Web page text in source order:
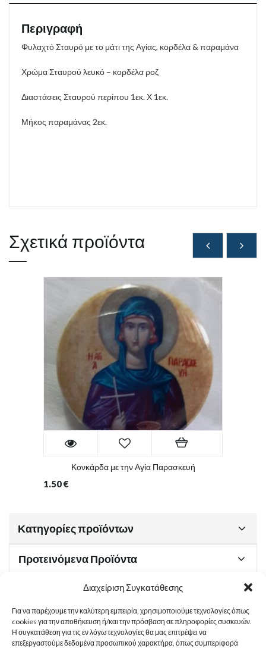
Διαχείριση Συγκατάθεσης
Για να παρέχουμε την καλύτερη εμπειρία, χρησιμοποιούμε τεχνολογίες όπως
cookies για την αποθήκευση ή/και την πρόσβαση σε πληροφορίες συσκευών.
Η συγκατάθεση για τις εν λόγω τεχνολογίες θα μας επιτρέψει να
επεξεργαστούμε δεδομένα προσωπικού χαρακτήρα, όπως συμπεριφορά
Περιγραφή
Φυλαχτό Σταυρό με το μάτι της Αγίας, κορδέλα & παραμάνα
Χρώμα Σταυρού λευκό – κορδέλα ροζ
Διαστάσεις Σταυρού περίπου 1εκ. Χ 1εκ.
Μήκος παραμάνας 2εκ.
Σχετικά προϊόντα
Κονκάρδα με την Αγία Παρασκευή
1.50€
Κατηγορίες προϊόντων
Προτεινόμενα Προϊόντα
Χρήσιμα Έγγραφα